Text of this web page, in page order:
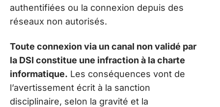
authentifiées ou la connexion depuis des
réseaux non autorisés.
Toute connexion via un canal non validé par
la DSI constitue une infraction à la charte
informatique. Les conséquences vont de
l’avertissement écrit à la sanction
disciplinaire, selon la gravité et la